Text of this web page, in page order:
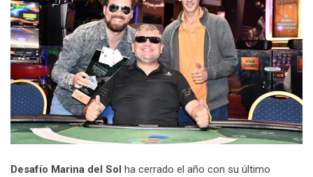
Desafío Marina del Sol
ha cerrado el año con su último